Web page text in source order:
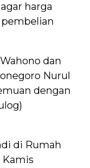
harga
pembelian
dan
Nurul
dengan
di Rumah
Kamis